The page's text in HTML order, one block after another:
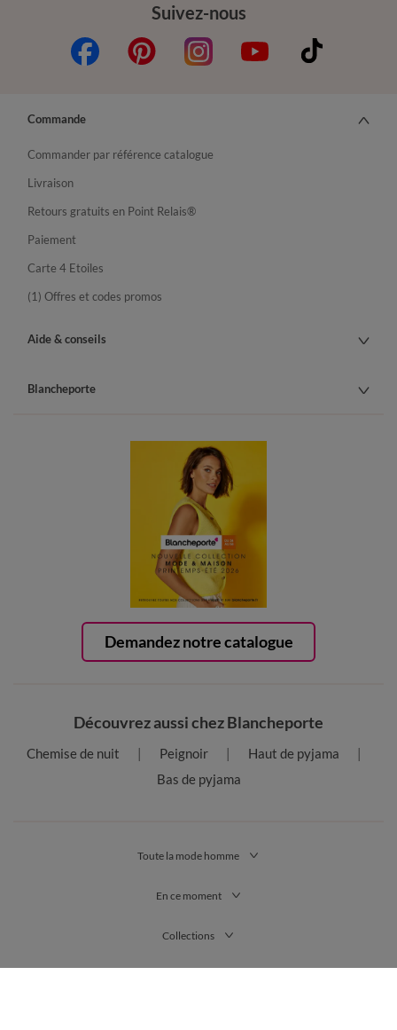
Suivez-nous
Demandez notre catalogue
Commande
Commander par référence catalogue
Livraison
Retours gratuits en Point Relais®
Paiement
Carte 4 Etoiles
(1) Offres et codes promos
Aide & conseils
Blancheporte
Découvrez aussi chez Blancheporte
Chemise de nuit Peignoir
Haut de pyjama
Bas de pyjama
Toute la mode homme
En ce moment
Collections